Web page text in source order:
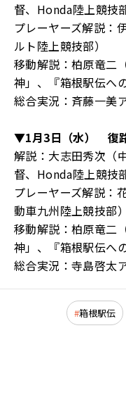
督、Honda陸上競技
プレーヤーズ解説：
ルト陸上競技部）
移動解説：柏原竜二
神」、『箱根駅伝へ
総合実況：斉藤一美
▼1月3日（水） 復
解説：大志田秀次（
督、Honda陸上競技
プレーヤーズ解説：
動車九州陸上競技部）
移動解説：柏原竜二
神」、『箱根駅伝へ
総合実況：寺島啓太
箱根駅伝